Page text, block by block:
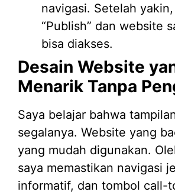
navigasi. Setelah
“Publish” dan website
bisa diakses.
Desain Website
Menarik Tanpa
Saya belajar bahwa
segalanya. Website yang
yang mudah digunakan.
saya memastikan navigasi
informatif, dan tombol call-